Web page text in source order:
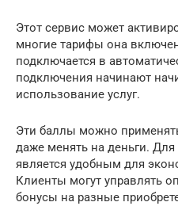
Этот сервис может
многие тарифы она
подключается в
подключения начинают
использование услуг.
Эти баллы можно
даже менять на деньги.
является удобным для
Клиенты могут управлять
бонусы на разные